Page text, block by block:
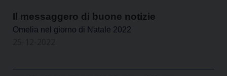
Il messaggero di buone notizie
Omelia nel giorno di Natale 2022